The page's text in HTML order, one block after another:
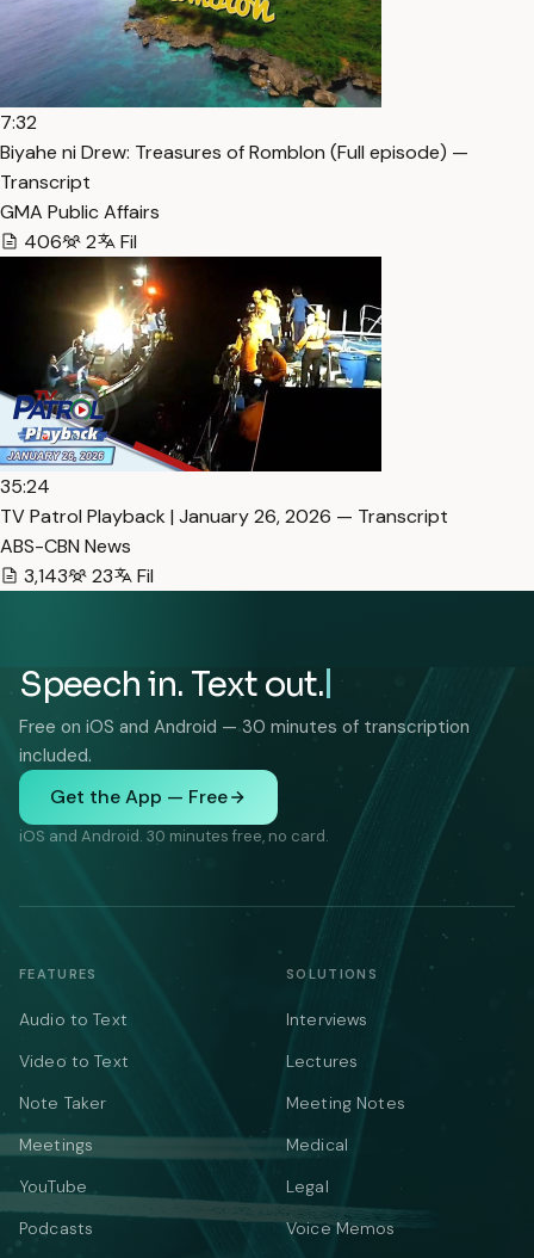
7:32
Biyahe ni Drew: Treasures of Romblon (Full episode) —
Transcript
GMA Public Affairs
406
2 Fil
35:24
TV Patrol Playback | January 26, 2026 — Transcript
ABS-CBN News
3,143
23 Fil
Speech in. Text out.
Free on iOS and Android — 30 minutes of transcription
included.
Get the App — Free
iOS and Android. 30 minutes free, no card.
FEATURES
Audio to Text
Video to Text
Note Taker
Meetings
YouTube
Podcasts
SOLUTIONS
Interviews
Lectures
Meeting Notes
Medical
Legal
Voice Memos